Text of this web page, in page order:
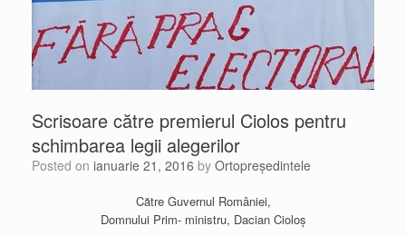
Scrisoare către premierul Ciolos pentru
schimbarea legii alegerilor
Posted on ianuarie 21, 2016 by Ortopreședintele
Către Guvernul României,
Domnului Prim- ministru, Dacian Cioloș